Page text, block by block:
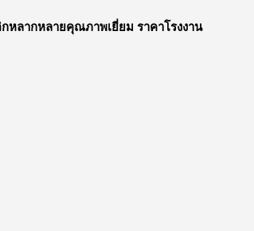
หลากหลายคุณภาพเยี่ยม ราคาโรงงาน